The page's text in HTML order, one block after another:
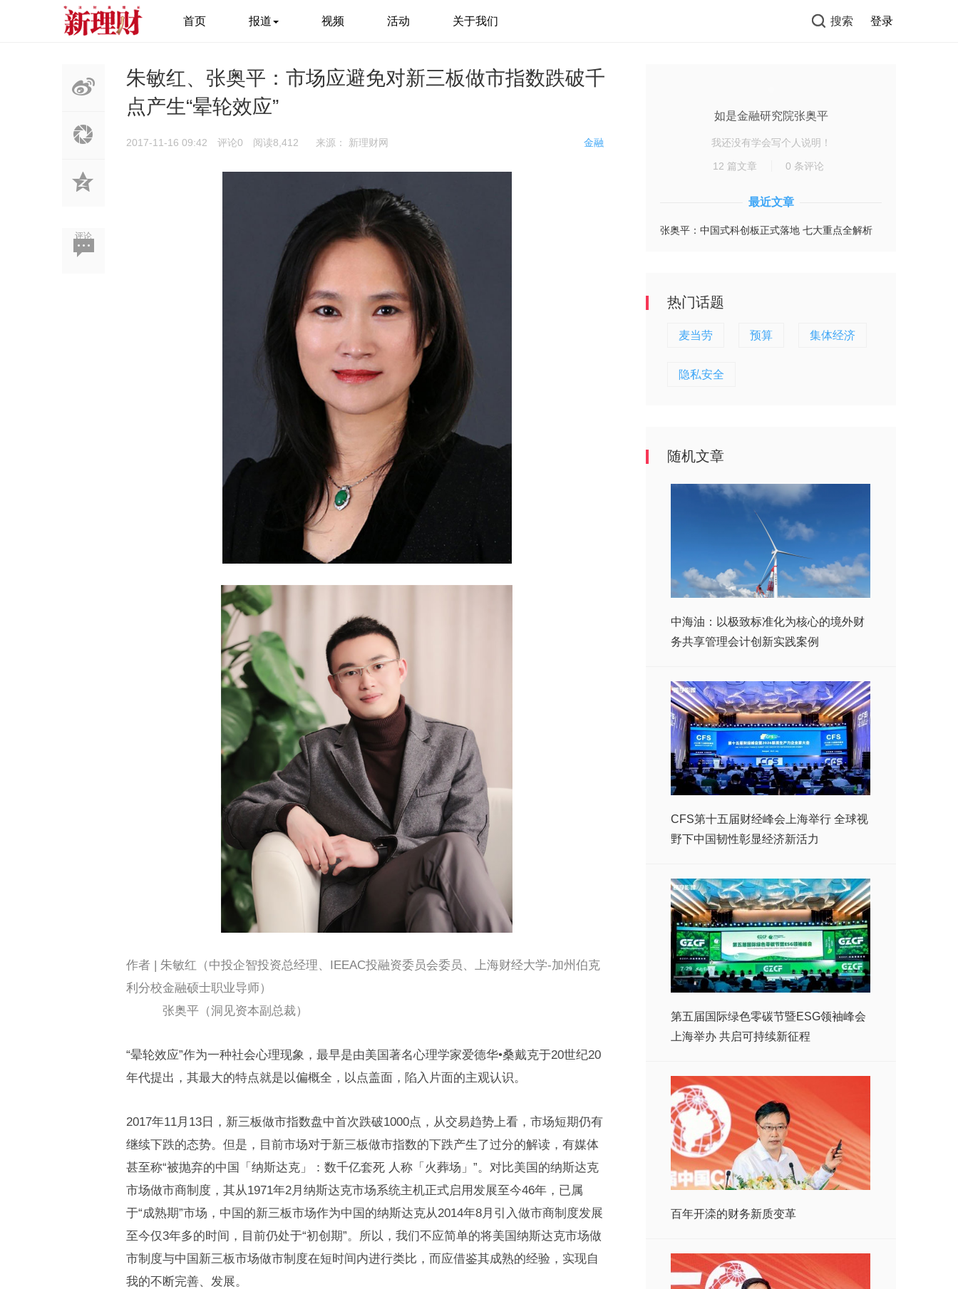
首页 报道 视频 活动 关于我们 搜索 登录
评论
朱敏红、张奥平：市场应避免对新三板做市指数跌破千
点产生“晕轮效应”
金融
2017-11-16 09:42 评论0 阅读8,412 来源： 新理财网
作者 | 朱敏红（中投企智投资总经理、IEEAC投融资委员会委员、上海财经大学-加州伯克
利分校金融硕士职业导师）
张奥平（洞见资本副总裁）
“晕轮效应”作为一种社会心理现象，最早是由美国著名心理学家爱德华•桑戴克于20世纪20
年代提出，其最大的特点就是以偏概全，以点盖面，陷入片面的主观认识。
2017年11月13日，新三板做市指数盘中首次跌破1000点，从交易趋势上看，市场短期仍有
继续下跌的态势。但是，目前市场对于新三板做市指数的下跌产生了过分的解读，有媒体
甚至称“被抛弃的中国「纳斯达克」：数千亿套死 人称「火葬场」”。对比美国的纳斯达克
市场做市商制度，其从1971年2月纳斯达克市场系统主机正式启用发展至今46年，已属
于“成熟期”市场，中国的新三板市场作为中国的纳斯达克从2014年8月引入做市商制度发展
至今仅3年多的时间，目前仍处于“初创期”。所以，我们不应简单的将美国纳斯达克市场做
市制度与中国新三板市场做市制度在短时间内进行类比，而应借鉴其成熟的经验，实现自
我的不断完善、发展。
如是金融研究院张奥平
我还没有学会写个人说明！
12 篇文章 0 条评论
最近文章
张奥平：中国式科创板正式落地 七大重点全解析
热门话题
麦当劳 预算 集体经济
隐私安全
随机文章
中海油：以极致标准化为核心的境外财
务共享管理会计创新实践案例
CFS第十五届财经峰会上海举行 全球视
野下中国韧性彰显经济新活力
第五届国际绿色零碳节暨ESG领袖峰会
上海举办 共启可持续新征程
百年开滦的财务新质变革